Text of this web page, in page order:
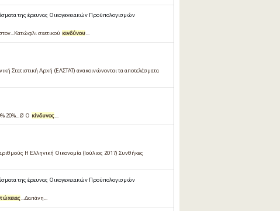
της έρευνας Οικογενειακών Προϋπολογισμών
σχετικού κινδύνου...
Στατιστική Αρχή (ΕΛΣΤΑΤ) ανακοινώνονται τα αποτελέσματα
20%...Ø Ο κίνδυνος...
Η Ελληνική Οικονομία (Ιούλιος 2017) Συνθήκες
της έρευνας Οικογενειακών Προϋπολογισμών
...∆απάνη...